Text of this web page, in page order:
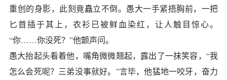
重创的身影，此刻竟矗立不倒。愚大一手紧捂胸前，一把
匕首插于其上，衣衫已被鲜血染红，让人触目惊心。
“你……你没死？”他颤声问。
愚大抬起头看着他，嘴角微微翘起，露出了一抹笑容，“我
怎么会死呢？三弟没事就好。”言毕，他猛地一咬牙，奋力